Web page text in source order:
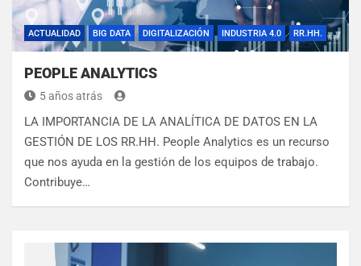
ACTUALIDAD BIG DATA DIGITALIZACIÓN INDUSTRIA 4.0 RR.HH.
PEOPLE ANALYTICS
5 años atrás
LA IMPORTANCIA DE LA ANALÍTICA DE DATOS EN LA
GESTIÓN DE LOS RR.HH. People Analytics es un recurso
que nos ayuda en la gestión de los equipos de trabajo.
Contribuye…